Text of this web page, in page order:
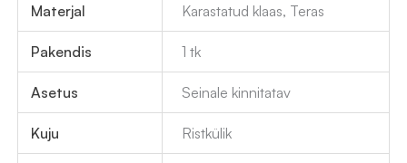
Materjal Karastatud klaas, Teras
Pakendis 1 tk
Asetus Seinale kinnitatav
Kuju Ristkülik